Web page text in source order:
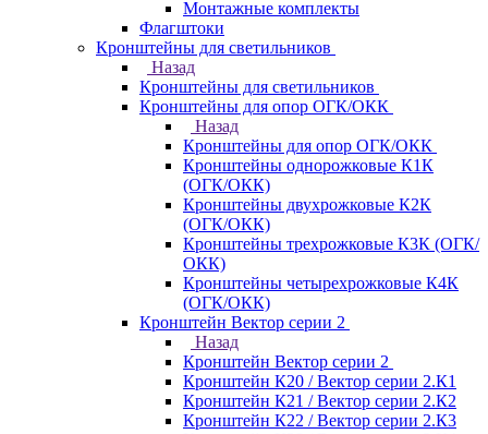
Монтажные комплекты
Флагштоки
Кронштейны для светильников
Назад
Кронштейны для светильников
Кронштейны для опор ОГК/ОКК
Назад
Кронштейны для опор ОГК/ОКК
Кронштейны однорожковые К1К
(ОГК/ОКК)
Кронштейны двухрожковые К2К
(ОГК/ОКК)
Кронштейны трехрожковые К3К (ОГК/
ОКК)
Кронштейны четырехрожковые К4К
(ОГК/ОКК)
Кронштейн Вектор серии 2
Назад
Кронштейн Вектор серии 2
Кронштейн К20 / Вектор серии 2.К1
Кронштейн К21 / Вектор серии 2.К2
Кронштейн К22 / Вектор серии 2.К3